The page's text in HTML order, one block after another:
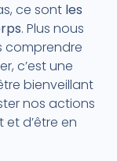
ce sont les
. Plus nous
comprendre
c’est une
bienveillant
nos actions
et d’être en